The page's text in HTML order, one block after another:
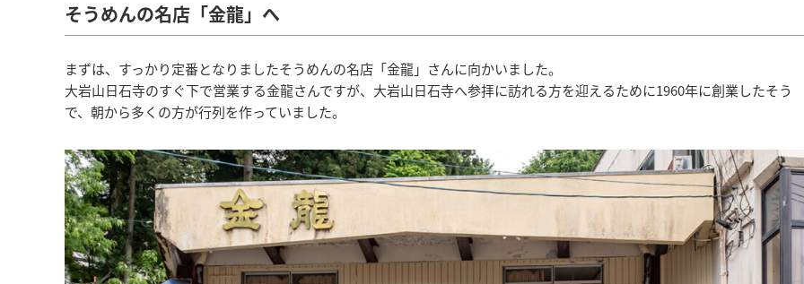
そうめんの名店「金龍」へ
まずは、すっかり定番となりましたそうめんの名店「金龍」さんに向かいました。
大岩山日石寺のすぐ下で営業する金龍さんですが、大岩山日石寺へ参拝に訪れる方を迎えるために1960年に創業したそう
で、朝から多くの方が行列を作っていました。